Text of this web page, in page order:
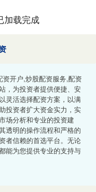
加载完成
开户,炒股配资服务,配资
，为投资者提供便捷、安
灵活选择配资方案，以满
投资者扩大资金实力，实
场分析和专业的投资建
透明的操作流程和严格的
者信赖的首选平台。无论
能为您提供专业的支持与